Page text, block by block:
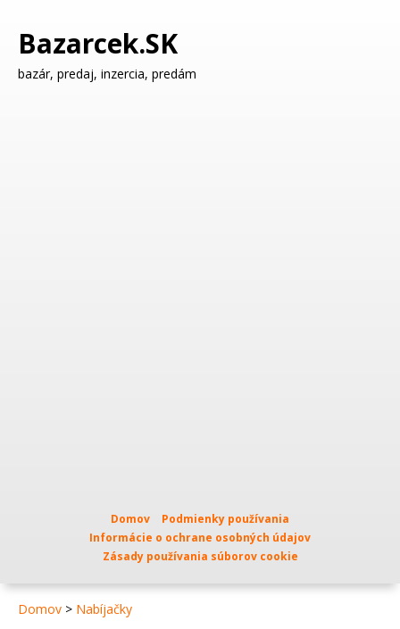
Bazarcek.SK
bazár, predaj, inzercia, predám
Domov
Podmienky používania
Informácie o ochrane osobných údajov
Zásady používania súborov cookie
Domov > Nabíjačky